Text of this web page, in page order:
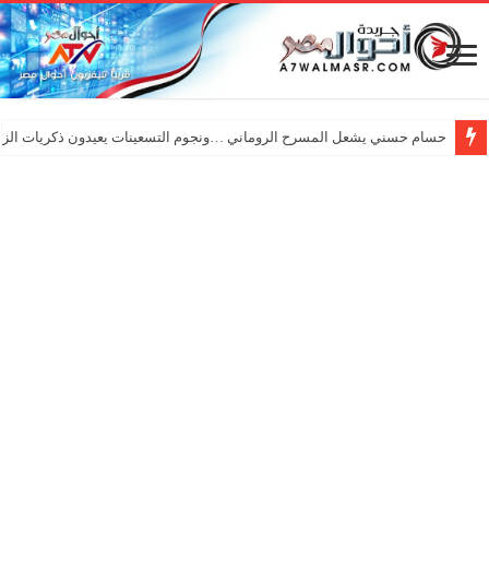
حسام حسني يشعل المسرح الروماني …ونجوم التسعينات يعيدون ذكريات